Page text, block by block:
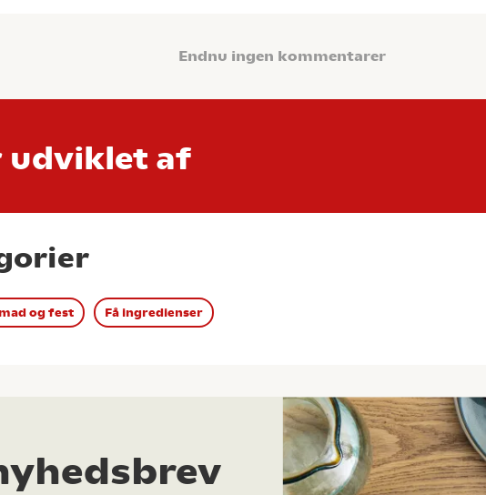
Endnu ingen kommentarer
udviklet af
og fest Få ingredienser